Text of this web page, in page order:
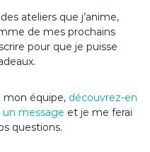
ateliers que j’anime,
de mes prochains
pour que je puisse
mon équipe, découvrez-en
message et je me ferai
questions.